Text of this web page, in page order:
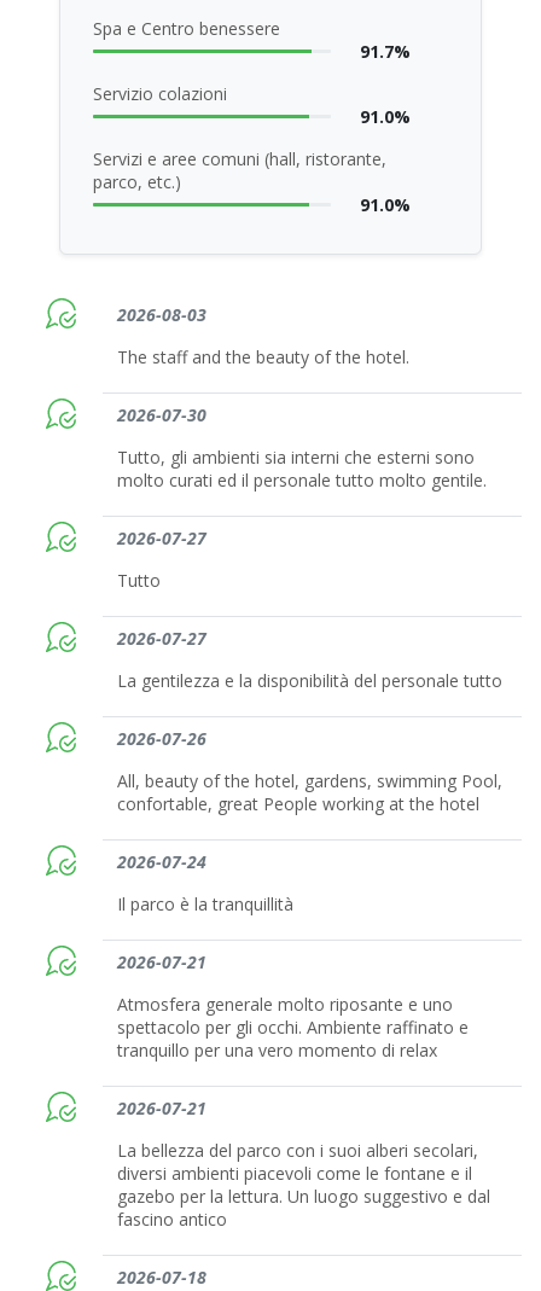
2026-08-03
The staff and the beauty of the hotel.
2026-07-30
Tutto, gli ambienti sia interni che esterni sono
molto curati ed il personale tutto molto gentile.
2026-07-27
Tutto
2026-07-27
La gentilezza e la disponibilità del personale tutto
2026-07-26
All, beauty of the hotel, gardens, swimming Pool,
confortable, great People working at the hotel
2026-07-24
Il parco è la tranquillità
2026-07-21
Atmosfera generale molto riposante e uno
spettacolo per gli occhi. Ambiente raffinato e
tranquillo per una vero momento di relax
2026-07-21
La bellezza del parco con i suoi alberi secolari,
diversi ambienti piacevoli come le fontane e il
gazebo per la lettura. Un luogo suggestivo e dal
fascino antico
2026-07-18
Spa e Centro benessere
91.7%
Servizio colazioni
91.0%
Servizi e aree comuni (hall, ristorante,
parco, etc.)
91.0%